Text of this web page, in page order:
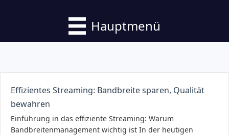
Hauptmenü
Effizientes Streaming: Bandbreite sparen, Qualität
bewahren
Einführung in das effiziente Streaming: Warum
Bandbreitenmanagement wichtig ist In der heutigen